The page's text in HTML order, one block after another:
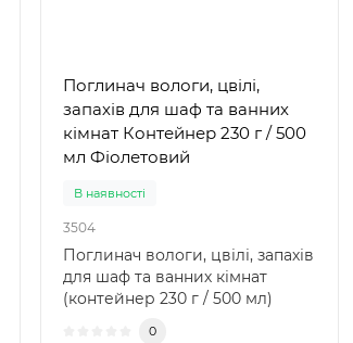
Поглинач вологи, цвілі,
запахів для шаф та ванних
кімнат Контейнер 230 г / 500
мл Фіолетовий
В наявності
3504
Поглинач вологи, цвілі, запахів
для шаф та ванних кімнат
(контейнер 230 г / 500 мл)
0